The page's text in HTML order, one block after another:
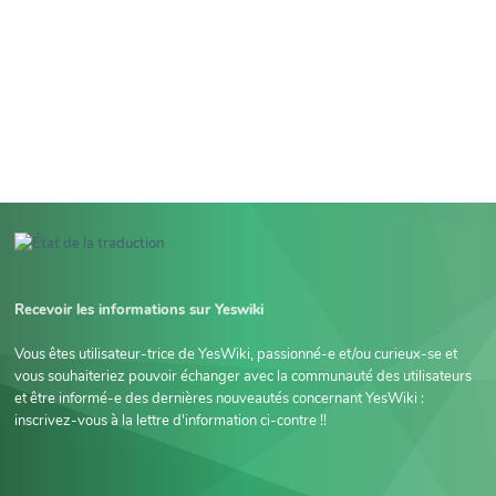
Recevoir les informations sur Yeswiki
Vous êtes utilisateur-trice de YesWiki, passionné-e et/ou curieux-se et
vous souhaiteriez pouvoir échanger avec la communauté des utilisateurs
et être informé-e des dernières nouveautés concernant YesWiki :
inscrivez-vous à la lettre d'information ci-contre !!